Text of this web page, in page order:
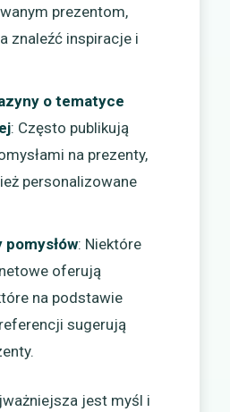
prezentom,
znaleźć inspiracje i
o tematyce
: Często publikują
na prezenty,
personalizowane
: Niektóre
oferują
na podstawie
sugerują
jest myśl i